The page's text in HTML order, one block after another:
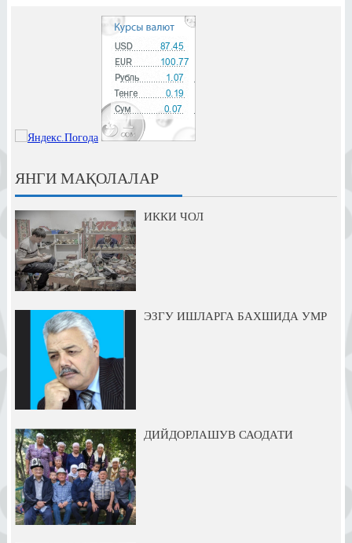
ЯНГИ МАҚОЛАЛАР
ИККИ ЧОЛ
ЭЗГУ ИШЛАРГА БАХШИДА УМР
ДИЙДОРЛАШУВ САОДАТИ